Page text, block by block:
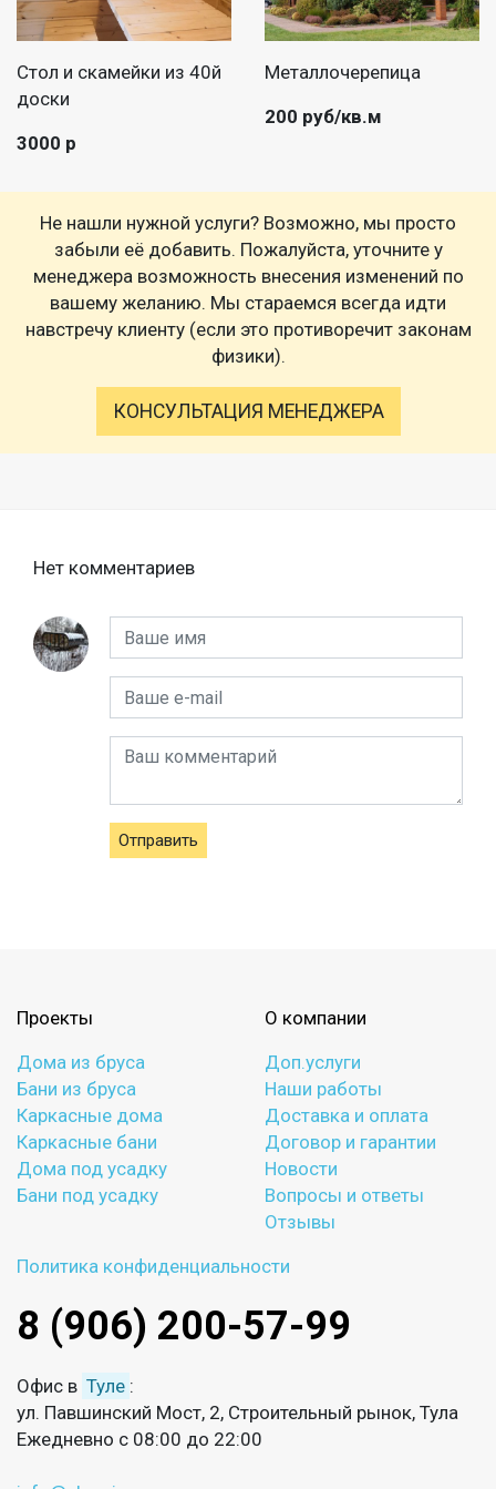
Стол и скамейки из 40й
доски
3000 р
Металлочерепица
200 руб/кв.м
Не нашли нужной услуги? Возможно, мы просто
забыли её добавить. Пожалуйста, уточните у
менеджера возможность внесения изменений по
вашему желанию. Мы стараемся всегда идти
навстречу клиенту (если это противоречит законам
физики).
КОНСУЛЬТАЦИЯ МЕНЕДЖЕРА
Нет комментариев
Отправить
Проекты
Дома из бруса
Бани из бруса
Каркасные дома
Каркасные бани
Дома под усадку
Бани под усадку
О компании
Доп.услуги
Наши работы
Доставка и оплата
Договор и гарантии
Новости
Вопросы и ответы
Отзывы
Политика конфиденциальности
8 (906) 200-57-99
Офис в Туле :
ул. Павшинский Мост, 2, Строительный рынок, Тула
Ежедневно с 08:00 до 22:00